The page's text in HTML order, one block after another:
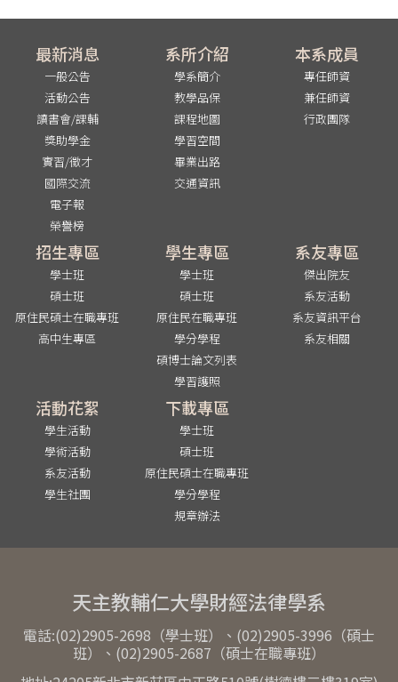
最新消息
一般公告
活動公告
讀書會/課輔
獎助學金
實習/徵才
國際交流
電子報
榮譽榜
系所介紹
學系簡介
教學品保
課程地圖
學習空間
畢業出路
交通資訊
本系成員
專任師資
兼任師資
行政團隊
招生專區
學士班
碩士班
原住民碩士在職專班
高中生專區
學生專區
學士班
碩士班
原住民在職專班
學分學程
碩博士論文列表
學習護照
系友專區
傑出院友
系友活動
系友資訊平台
系友相關
活動花絮
學生活動
學術活動
系友活動
學生社團
下載專區
學士班
碩士班
原住民碩士在職專班
學分學程
規章辦法
天主教輔仁大學財經法律學系
電話:(02)2905-2698（學士班）、(02)2905-3996（碩士
班）、(02)2905-2687（碩士在職專班）